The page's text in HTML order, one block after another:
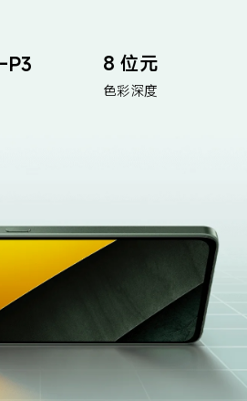
P3 8 位元
色彩深度